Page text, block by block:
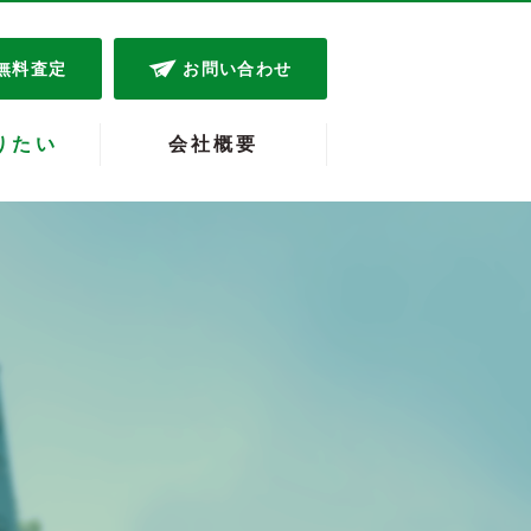
料査定 お問い合わせ
たい 会社概要